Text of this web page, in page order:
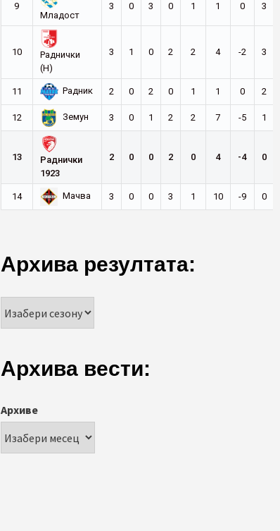
9
Младост
3 0 3 0 1 1 0 3
10
Раднички
(Н)
3 1 0 2 2 4 -2 3
11 Радник 2 0 2 0 1 1 0 2
12 Земун 3 0 1 2 2 7 -5 1
13
Раднички
1923
2 0 0 2 0 4 -4 0
14 Мачва 3 0 0 3 1 10 -9 0
Архива резултата:
Архива вести:
Архиве